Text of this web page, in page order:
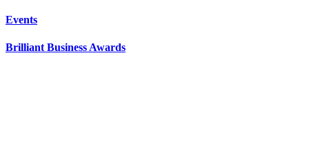
Events
Brilliant Business Awards